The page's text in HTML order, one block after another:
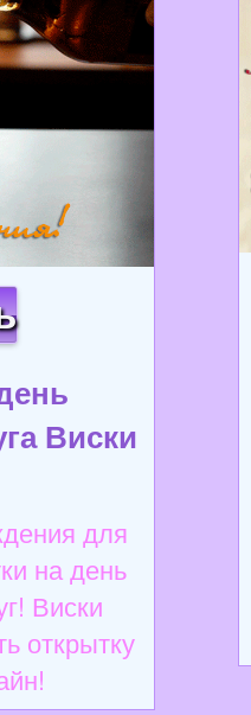
Виски
для
на день
Виски
открытку